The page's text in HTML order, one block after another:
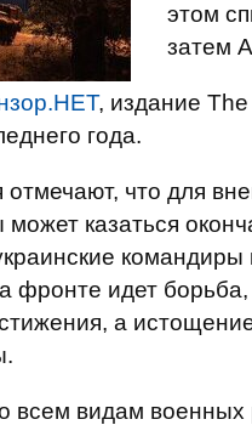
этом
затем
, издание
года.
что для
может казаться
фронте идет
а
всем видам